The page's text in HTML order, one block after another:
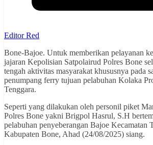
Editor Red
Bone-Bajoe. Untuk memberikan pelayanan
jajaran Kepolisian Satpolairud Polres Bone
tengah aktivitas masyarakat khususnya pada
penumpang ferry tujuan pelabuhan Kolaka
Tenggara.
Seperti yang dilakukan oleh personil piket
Polres Bone yakni Brigpol Hasrul, S.H
pelabuhan penyeberangan Bajoe Kecamatan
Kabupaten Bone, Ahad (24/08/2025) siang.